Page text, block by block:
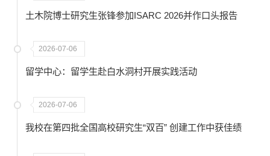
土木院博士研究生张锋参加ISARC 2026并作口头报告
2026-07-06
留学中心：留学生赴白水洞村开展实践活动
2026-07-06
我校在第四批全国高校研究生“双百” 创建工作中获佳绩